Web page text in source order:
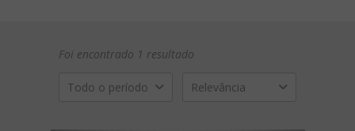
Foi encontrado 1 resultado
Todo o período Relevância